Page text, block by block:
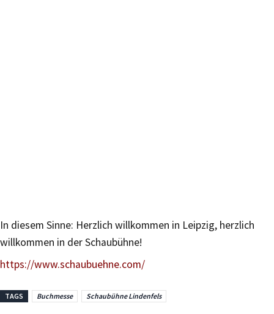
In diesem Sinne: Herzlich willkommen in Leipzig, herzlich
willkommen in der Schaubühne!
https://www.schaubuehne.com/
TAGS Buchmesse Schaubühne Lindenfels